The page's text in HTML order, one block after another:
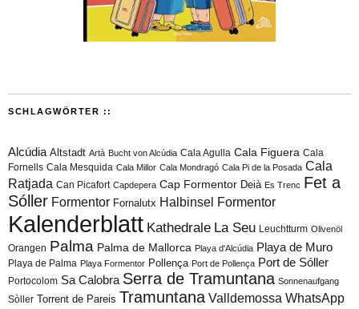
SCHLAGWÖRTER ::
Alcúdia Altstadt Artà Bucht von Alcúdia Cala Agulla Cala Figuera Cala
Fornells Cala Mesquida Cala Millor Cala Mondragó Cala Pi de la Posada Cala
Ratjada Can Picafort Capdepera Cap Formentor Deià Es Trenc Fet a
Sóller Formentor Fornalutx Halbinsel Formentor
Kalenderblatt Kathedrale La Seu Leuchtturm Olivenöl
Orangen Palma Palma de Mallorca Playa d'Alcúdia Playa de Muro
Playa de Palma Playa Formentor Pollença Port de Pollença Port de Sóller
Portocolom Sa Calobra Serra de Tramuntana Sonnenaufgang
Sòller Torrent de Pareis Tramuntana Valldemossa WhatsApp